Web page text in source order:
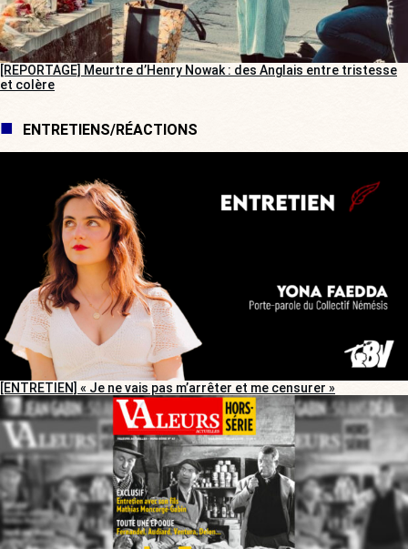
[REPORTAGE] Meurtre d’Henry Nowak : des Anglais entre tristesse
et colère
ENTRETIENS/RÉACTIONS
[ENTRETIEN] « Je ne vais pas m’arrêter et me censurer »